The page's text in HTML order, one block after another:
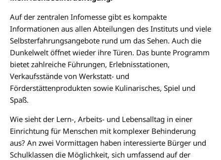
Auf der zentralen Infomesse gibt es kompakte
Informationen aus allen Abteilungen des Instituts und viele
Selbsterfahrungsangebote rund um das Sehen. Auch die
Dunkelwelt öffnet wieder ihre Türen. Das bunte Programm
bietet zahlreiche Führungen, Erlebnisstationen,
Verkaufsstände von Werkstatt- und
Förderstättenprodukten sowie Kulinarisches, Spiel und
Spaß.
Wie sieht der Lern-, Arbeits- und Lebensalltag in einer
Einrichtung für Menschen mit komplexer Behinderung
aus? An zwei Vormittagen haben interessierte Bürger und
Schulklassen die Möglichkeit, sich umfassend auf der